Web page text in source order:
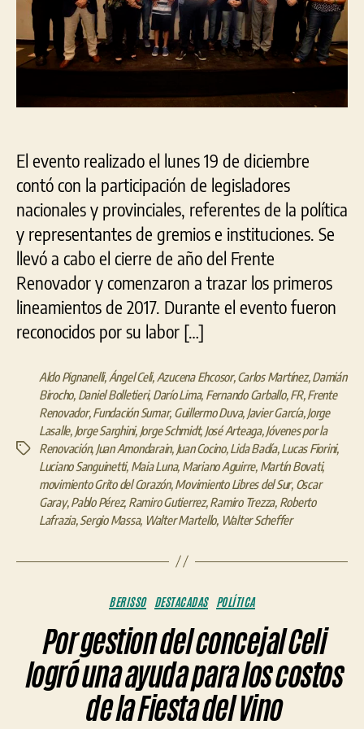
de
El evento realizado el lunes 19 de diciembre
contó con la participación de legisladores
nacionales y provinciales, referentes de la política
y representantes de gremios e instituciones. Se
llevó a cabo el cierre de año del Frente
Renovador y comenzaron a trazar los primeros
lineamientos de 2017. Durante el evento fueron
reconocidos por su labor […]
Etiquetas
Aldo Pignanelli, Ángel Celi, Azucena Ehcosor,Carlos Martínez,Damián
Birocho, Daniel Bolletieri, Darío Lima, Fernando Carballo,FR,Frente
Renovador,Fundación Sumar, Guillermo Duva, Javier García,Jorge
Lasalle, Jorge Sarghini, Jorge Schmidt, José Arteaga,Jóvenes por la
Renovación, Juan Amondarain, Juan Cocino,Lida Badía,Lucas Fiorini,
Luciano Sanguinetti, Maia Luna, Mariano Aguirre, Martín Bovati,
movimiento Grito del Corazón,Movimiento Libres del Sur, Oscar
Garay,Pablo Pérez, Ramiro Gutierrez,Ramiro Trezza, Roberto
Lafrazia,Sergio Massa, Walter Martello, Walter Scheffer
Categorías
BERISSO DESTACADAS POLÍTICA
Por gestion del concejal Celi
logró una ayuda para los costos
de la Fiesta del Vino